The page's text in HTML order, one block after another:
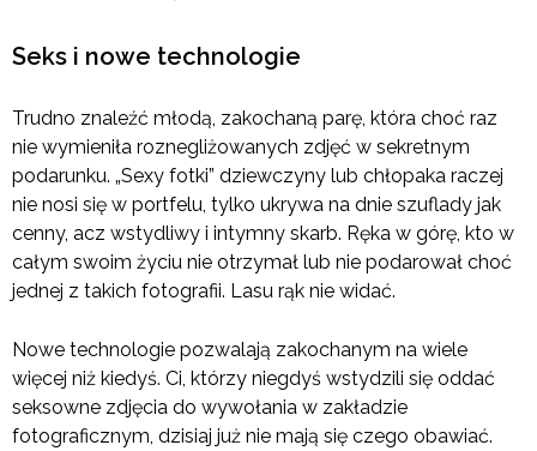
Seks i nowe technologie
Trudno znaleźć młodą, zakochaną parę, która choć raz
nie wymieniła roznegliżowanych zdjęć w sekretnym
podarunku. „Sexy fotki” dziewczyny lub chłopaka raczej
nie nosi się w portfelu, tylko ukrywa na dnie szuflady jak
cenny, acz wstydliwy i intymny skarb. Ręka w górę, kto w
całym swoim życiu nie otrzymał lub nie podarował choć
jednej z takich fotografii. Lasu rąk nie widać.
Nowe technologie pozwalają zakochanym na wiele
więcej niż kiedyś. Ci, którzy niegdyś wstydzili się oddać
seksowne zdjęcia do wywołania w zakładzie
fotograficznym, dzisiaj już nie mają się czego obawiać.